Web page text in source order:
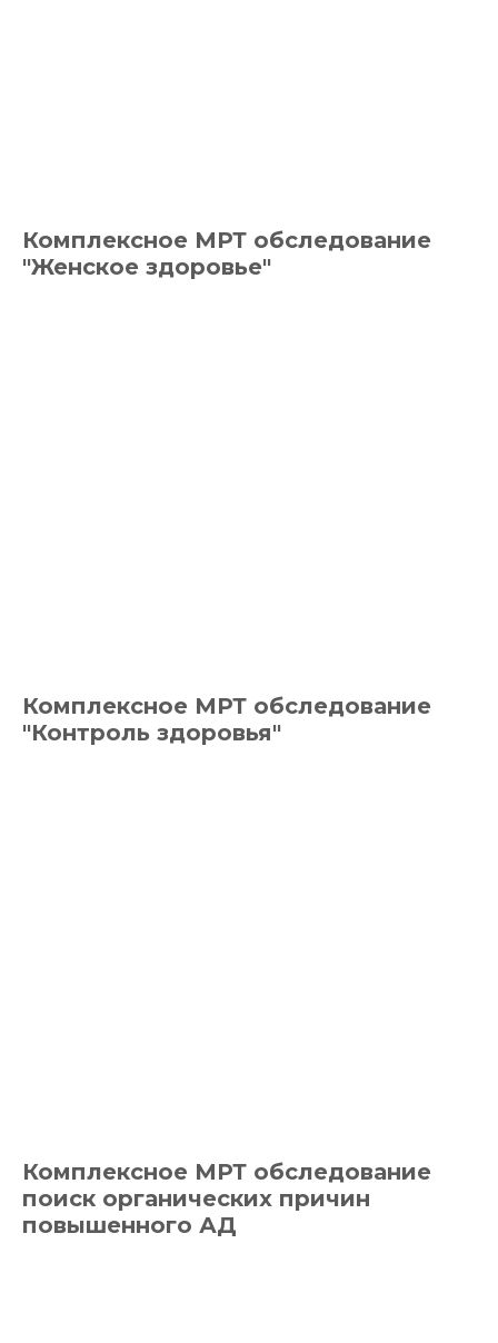
Комплексное МРТ обследование
"Женское здоровье"
Комплексное МРТ обследование
"Контроль здоровья"
Комплексное МРТ обследование
поиск органических причин
повышенного АД